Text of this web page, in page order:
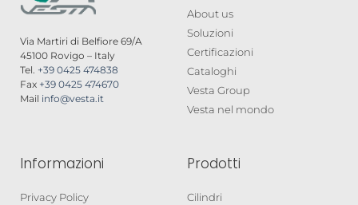
Via Martiri di Belfiore 69/A
45100 Rovigo – Italy
Tel. +39 0425 474838
Fax +39 0425 474670
Mail info@vesta.it
About us
Soluzioni
Certificazioni
Cataloghi
Vesta Group
Vesta nel mondo
Informazioni
Privacy Policy
Prodotti
Cilindri